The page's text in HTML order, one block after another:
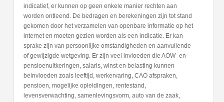
indicatief, er kunnen op geen enkele manier rechten aan
worden ontleend. De bedragen en berekeningen zijn tot stand
gekomen door het verzamelen van openbare informatie op het
internet en moeten gezien worden als een indicatie. Er kan
sprake zijn van persoonlijke omstandigheden en aanvullende
of gewijzigde wetgeving. Er zijn veel invloeden die AOW- en
pensioenuitkeringen, salaris, winst en belasting kunnen
beinvloeden zoals leeftijd, werkervaring, CAO afspraken,
pensioen, mogelijke opleidingen, rentestand,
levensverwachting, samenlevingsvorm, auto van de zaak,